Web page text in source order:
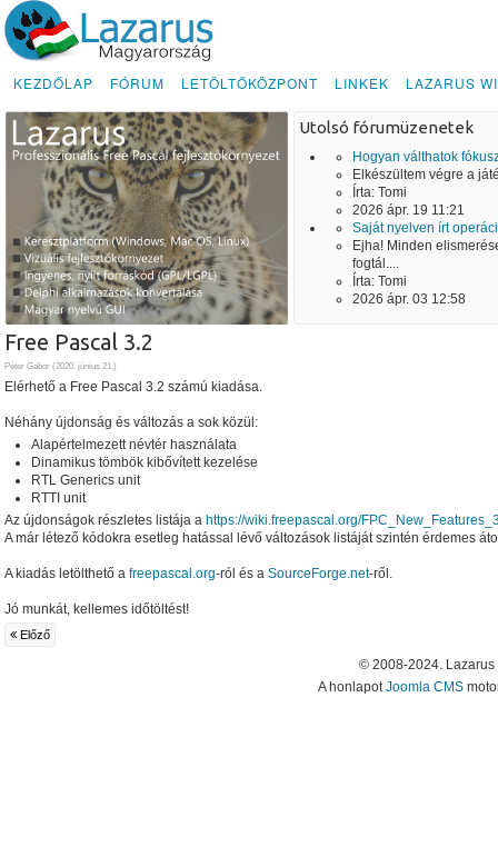
KEZDŐLAP FÓRUM LETÖLTŐKÖZPONT LINKEK LAZARUS
Utolsó fórumüzenetek
Hogyan válthatok
Elkészültem végre a
Írta:Tomi
2026 ápr. 19 11:21
Saját nyelven írt
Ejha! Minden
fogtál....
Írta:Tomi
2026 ápr. 03 12:58
Free Pascal 3.2
Péter Gábor (2020. június 21.)
Elérhető a Free Pascal 3.2 számú kiadása.
Néhány újdonság és változás a sok közül:
Alapértelmezett névtér használata
Dinamikus tömbök kibővített kezelése
RTL Generics unit
RTTI unit
Az újdonságok részletes listája a https://wiki.freepascal.org/
A már létező kódokra esetleg hatással lévő változások listáját szintén érdemes
A kiadás letölthető a freepascal.org-ról és a SourceForge.net-ről.
Jó munkát, kellemes időtöltést!
Előző
© 2008-2024.
A honlapotJoomla CMS